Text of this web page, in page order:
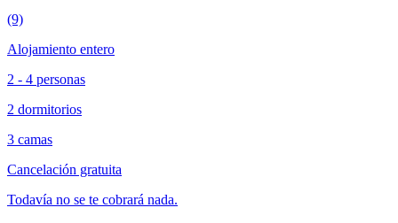
(9)
Alojamiento entero
2 - 4 personas
2 dormitorios
3 camas
Cancelación gratuita
Todavía no se te cobrará nada.